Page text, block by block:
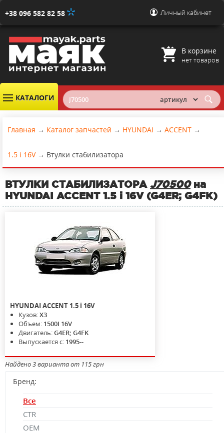
+38 096 582 82 58 Личный кабинет
В корзине
нет товаров
КАТАЛОГИ
Главная → Каталог запчастей → HYUNDAI → ACCENT →
1.5 i 16V → Втулки стабилизатора
ВТУЛКИ СТАБИЛИЗАТОРА J70500на
HYUNDAI ACCENT 1.5 i 16V (G4ER; G4FK)
HYUNDAIACCENT 1.5 i 16V
Кузов:X3
Объем: 1500I 16V
Двигатель:G4ER; G4FK
Выпускается с: 1995--
Найдено 3 варианта от 115 грн
Бренд:
Все
CTR
OEM